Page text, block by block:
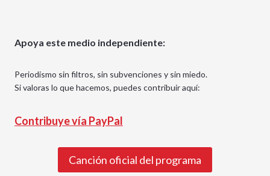
Apoya este medio independiente:
Periodismo sin filtros, sin subvenciones y sin miedo.
Si valoras lo que hacemos, puedes contribuir aquí:
Contribuye vía PayPal
Canción oficial del programa